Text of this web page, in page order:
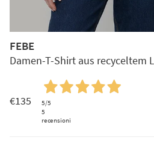
FEBE
Damen-T-Shirt aus recyceltem
€135 5/5
5
recensioni